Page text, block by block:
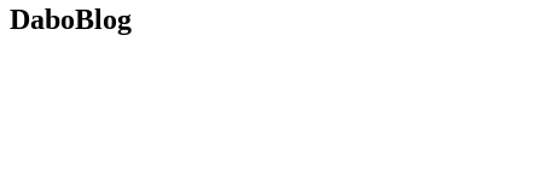
DaboBlog